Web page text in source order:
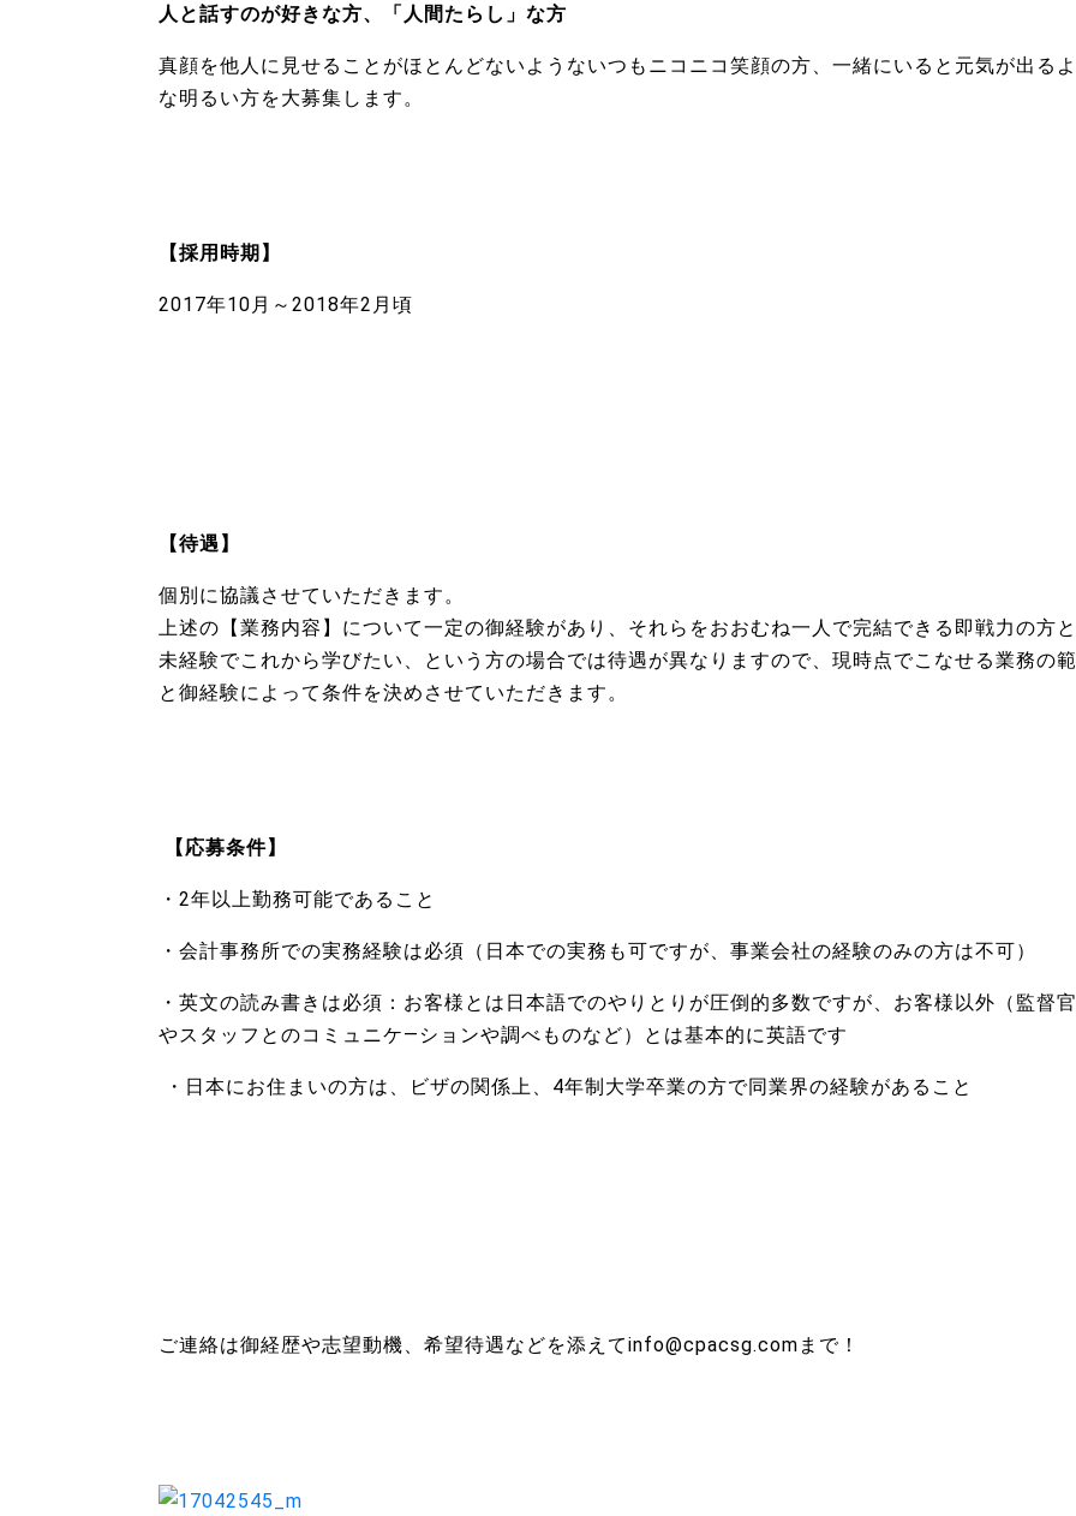
人と話すのが好きな方、「人間たらし」な方
真顔を他人に見せることがほとんどないようないつもニコニコ笑顔の方、一緒にいると元気が出る
な明るい方を大募集します。
【採用時期】
2017年10月～2018年2月頃
【待遇】
個別に協議させていただきます。
上述の【業務内容】について一定の御経験があり、それらをおおむね一人で完結できる即戦力の方
未経験でこれから学びたい、という方の場合では待遇が異なりますので、現時点でこなせる業務の
と御経験によって条件を決めさせていただきます。
【応募条件】
・2年以上勤務可能であること
・会計事務所での実務経験は必須（日本での実務も可ですが、事業会社の経験のみの方は不可）
・英文の読み書きは必須：お客様とは日本語でのやりとりが圧倒的多数ですが、お客様以外（監督
やスタッフとのコミュニケ―ションや調べものなど）とは基本的に英語です
・日本にお住まいの方は、ビザの関係上、4年制大学卒業の方で同業界の経験があること
ご連絡は御経歴や志望動機、希望待遇などを添えてinfo@cpacsg.com まで！